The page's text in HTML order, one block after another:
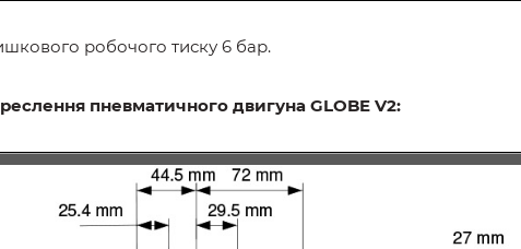
робочого тиску 6 бар.
двигуна GLOBE V2: